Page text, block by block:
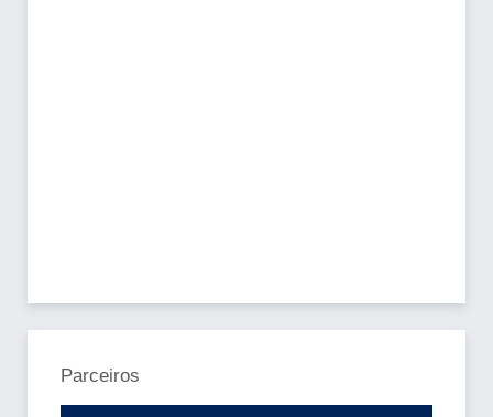
Parceiros